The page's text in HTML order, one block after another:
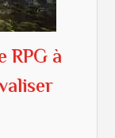
RPG à